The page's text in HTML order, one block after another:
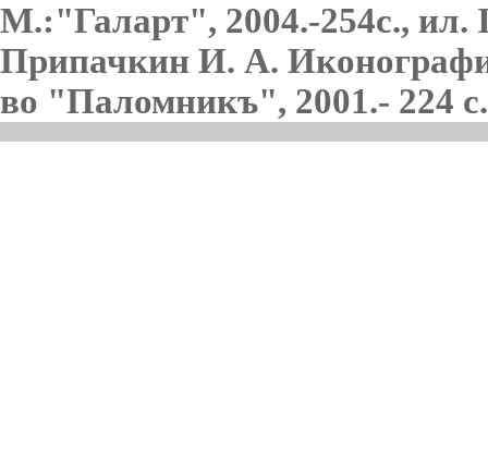
М.:"Галарт", 2004.-254с., ил.
Припачкин И. А.
во "Паломникъ", 2001.- 224